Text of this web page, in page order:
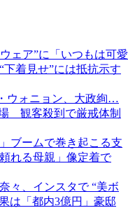
ェア”に「いつもは可愛
着見せ”には抵抗示す
ウォニョン、大政絢…
観客殺到で厳戒体制
ブームで巻き起こる支
れる母親」像定着で
々、インスタで “美ボ
は「都内3億円」豪邸